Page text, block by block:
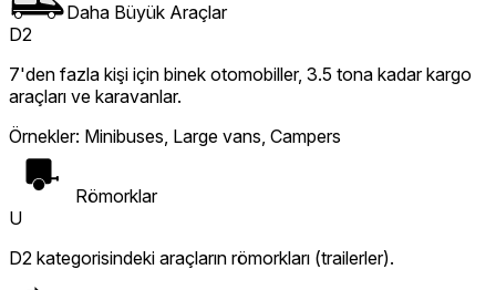
Daha Büyük Araçlar
D2
7'den fazla kişi için binek otomobiller, 3.5 tona kadar kargo
araçları ve karavanlar.
Örnekler: Minibuses, Large vans, Campers
Römorklar
U
D2 kategorisindeki araçların römorkları (trailerler).